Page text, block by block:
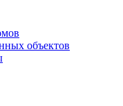
объектов